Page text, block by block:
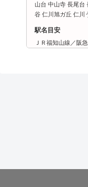
山台 中山寺 長尾台
谷 仁川旭ガ丘 仁川
本西 山本南 山本台
駅名目安
ＪＲ福知山線／阪